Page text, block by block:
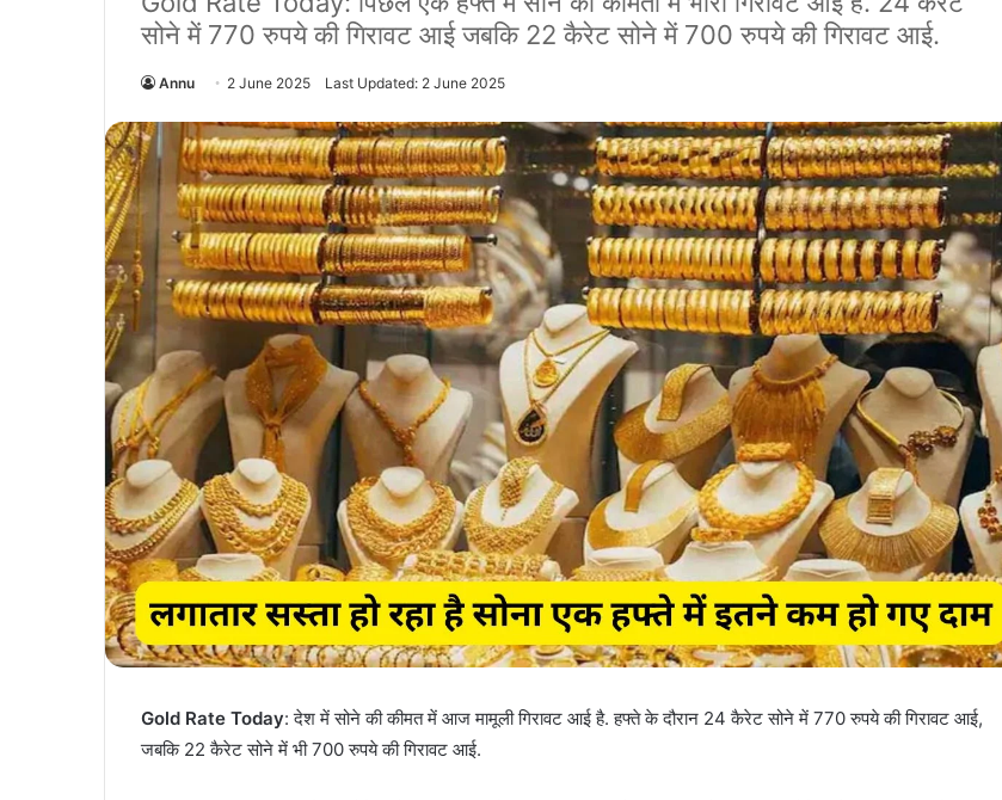
सोने में 770 रुपये की गिरावट आई जबकि 22 कैरेट सोने में 700 रुपये की गिरावट आई.
Annu 2 June 2025 Last Updated: 2 June 2025
Gold Rate Today: देश में सोने की कीमत में आज मामूली गिरावट आई है. हफ्ते के दौरान 24 कैरेट सोने में 770 रुपये की गिरावट आई,
जबकि 22 कैरेट सोने में भी 700 रुपये की गिरावट आई.